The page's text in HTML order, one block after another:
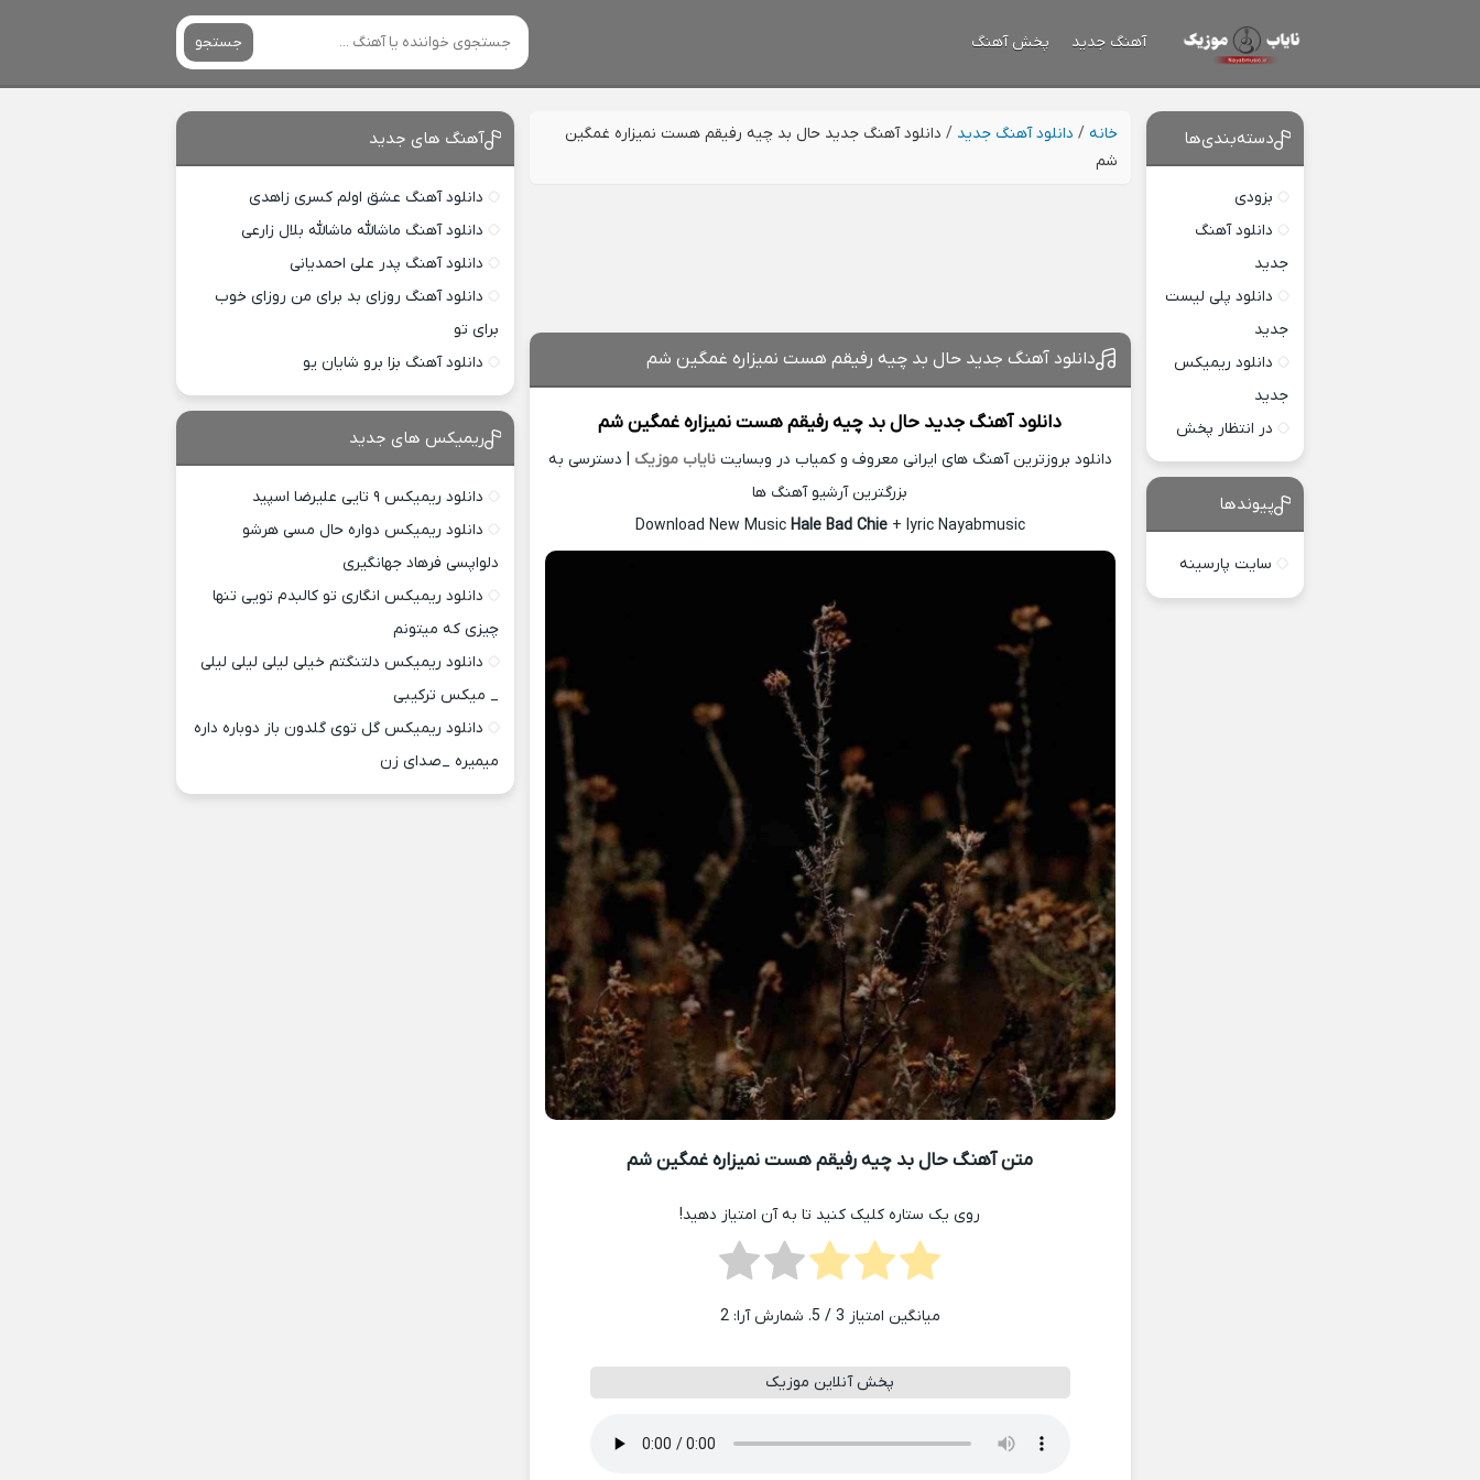
آهنگ جدید پخش آهنگ جستجو
خانه / دانلود آهنگ جدید / دانلود آهنگ جدید حال بد چیه رفیقم هست نمیزاره غمگین
شم
دانلود آهنگ جدید حال بد چیه رفیقم هست نمیزاره غمگین شم
دانلود آهنگ جدید حال بد چیه رفیقم هست نمیزاره غمگین شم
دانلود بروزترین آهنگ های ایرانی معروف و کمیاب در وبسایتنایاب موزیک | دسترسی به
بزرگترین آرشیو آهنگ ها
Download New Music Hale Bad Chie+ lyric Nayabmusic
متن آهنگ حال بد چیه رفیقم هست نمیزاره غمگین شم
روی یک ستاره کلیک کنید تا به آن امتیاز دهید!
میانگین امتیاز 3 / 5. شمارش آرا: 2
پخش آنلاین موزیک
دسته‌بندی‌ها
بزودی
دانلود آهنگ
جدید
دانلود پلی لیست
جدید
دانلود ریمیکس
جدید
در انتظار پخش
پیوندها
سایت پارسینه
آهنگ های جدید
دانلود آهنگ عشق اولم کسری زاهدی
دانلود آهنگ ماشالله ماشالله بلال زارعی
دانلود آهنگ پدر علی احمدیانی
دانلود آهنگ روزای بد برای من روزای خوب
برای تو
دانلود آهنگ بزا برو شایان یو
ریمیکس های جدید
دانلود ریمیکس ۹ تایی علیرضا اسپید
دانلود ریمیکس دواره حال مسی هرشو
دلواپسی فرهاد جهانگیری
دانلود ریمیکس انگاری تو کالبدم تویی تنها
چیزی که میتونم
دانلود ریمیکس دلتنگتم خیلی لیلی لیلی لیلی
_ میکس ترکیبی
دانلود ریمیکس گل توی گلدون باز دوباره داره
میمیره _صدای زن